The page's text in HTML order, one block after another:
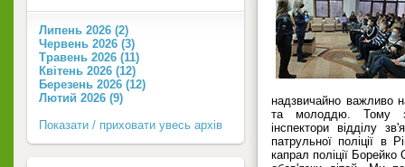
надзвичайно важливо
та молоддю. Тому з
інспектори відділу
патрульної поліції в
капрал поліції
Липень 2026 (2)
Червень 2026 (3)
Травень 2026 (11)
Квітень 2026 (12)
Березень 2026 (12)
Лютий 2026 (9)
Показати / приховати увесь архів